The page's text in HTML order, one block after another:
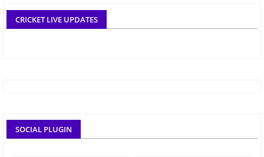
CRICKET LIVE UPDATES
SOCIAL PLUGIN